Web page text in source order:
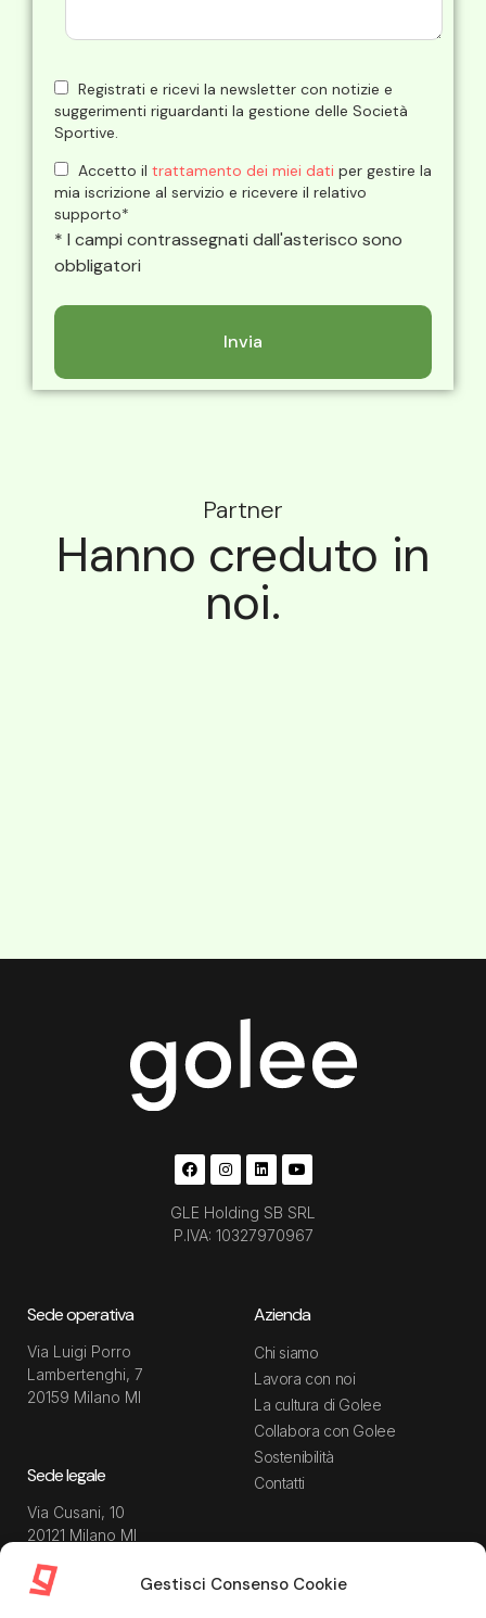
Gestisci Consenso Cookie
Registrati e ricevi la newsletter con notizie e
suggerimenti riguardanti la gestione delle Società
Sportive.
Accetto il trattamento dei miei dati per gestire la
mia iscrizione al servizio e ricevere il relativo
supporto*
* I campi contrassegnati dall'asterisco sono
obbligatori
Partner
Hanno creduto in
noi.
GLE Holding SB SRL
P.IVA: 10327970967
Sede operativa
Via Luigi Porro
Lambertenghi, 7
20159 Milano MI
Sede legale
Via Cusani, 10
20121 Milano MI
Azienda
Chi siamo
Lavora con noi
La cultura di Golee
Collabora con Golee
Sostenibilità
Contatti